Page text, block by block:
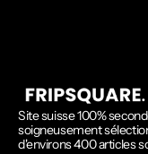
Site suisse 100%
soigneusement
d'environs 400 articles